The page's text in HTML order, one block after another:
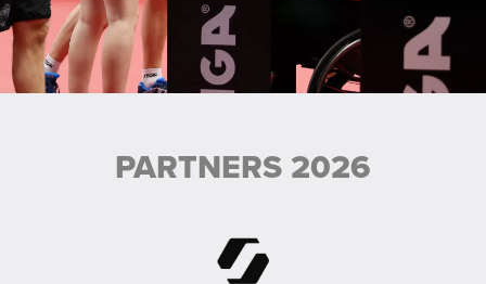
PARTNERS 2026